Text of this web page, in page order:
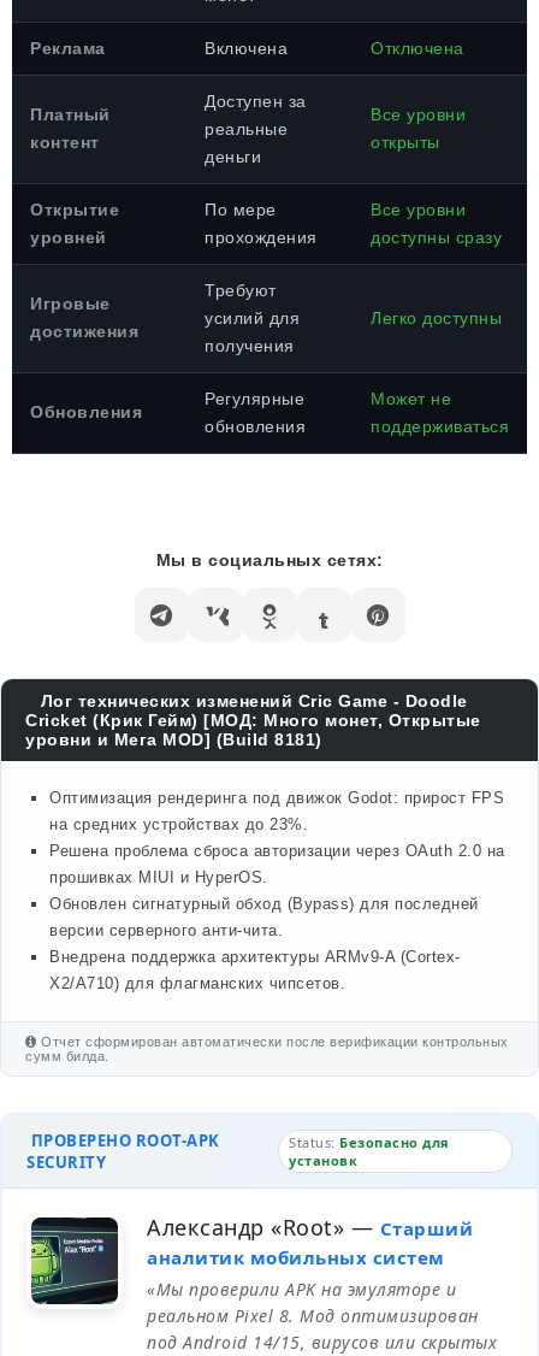
Реклама Включена Отключена
Платный
контент
Доступен за
реальные
деньги
Все уровни
открыты
Открытие
уровней
По мере
прохождения
Все уровни
доступны сразу
Игровые
достижения
Требуют
усилий для
получения
Легко доступны
Обновления
Регулярные
обновления
Может не
поддерживаться
Мы в социальных сетях:
Лог технических изменений Cric Game - Doodle
Cricket (Крик Гейм) [МОД: Много монет, Открытые
уровни и Мега MOD] (Build 8181)
Оптимизация рендеринга под движок Godot: прирост FPS
на средних устройствах до 23%.
Решена проблема сброса авторизации через OAuth 2.0 на
прошивках MIUI и HyperOS.
Обновлен сигнатурный обход (Bypass) для последней
версии серверного анти-чита.
Внедрена поддержка архитектуры ARMv9-A (Cortex-
X2/A710) для флагманских чипсетов.
Отчет сформирован автоматически после верификации контрольных
сумм билда.
ПРОВЕРЕНО ROOT-APK
SECURITY
Status: Безопасно для
установк
Александр «Root» — Старший
аналитик мобильных систем
«Мы проверили APK на эмуляторе и
реальном Pixel 8. Мод оптимизирован
под Android 14/15, вирусов или скрытых